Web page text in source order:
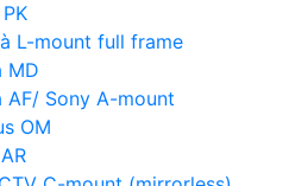
L-mount full frame
MD
AF/ Sony A-mount
OM